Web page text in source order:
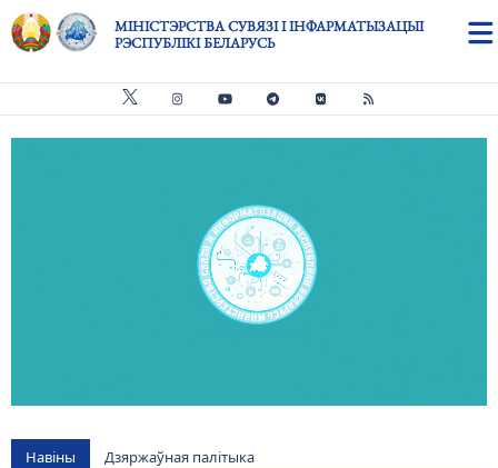
Skip to main content
МІНІСТЭРСТВА СУВЯЗІ І ІНФАРМАТЫЗАЦЫІ
РЭСПУБЛІКІ БЕЛАРУСЬ
Навіны Дзяржаўная палітыка